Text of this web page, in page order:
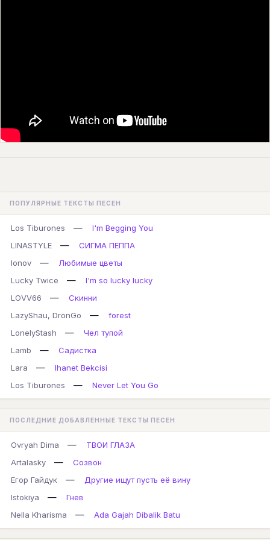
ПОПУЛЯРНЫЕ ТЕКСТЫ ПЕСЕН
Los Tiburones —
I'm Begging You
LINASTYLE
—
СИГМА ПЕППА
lonov
—
Любимые цветы
Lucky Twice
—
I'm so lucky lucky
LOVV66
—
Скинни
LazyShau, DronGo
—
forest
LonelyStash
—
Чел тупой
Lamb
—
Садистка
Lara
—
Ihanet Bekcisi
Los Tiburones
— Never Let You Go
ПОСЛЕДНИЕ ДОБАВЛЕННЫЕ ТЕКСТЫ ПЕСЕН
Ovryah Dima —
ТВОИ ГЛАЗА
Artalasky
—
Созвон
Егор Гайдук
—
Другие ищут пусть её вину
Istokiya
—
Гнев
Nella Kharisma
— Ada Gajah Dibalik Batu